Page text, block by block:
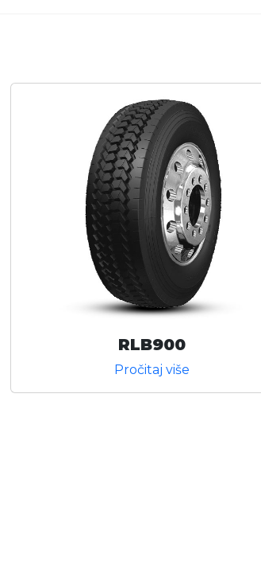
RLB900
Pročitaj više